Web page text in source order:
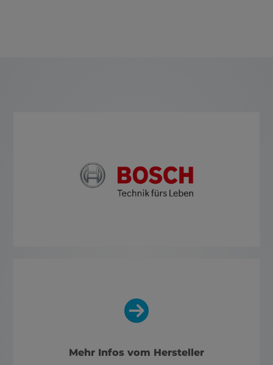
Mehr Infos vom Hersteller